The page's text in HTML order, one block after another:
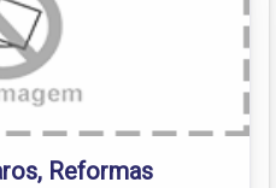
Reformas